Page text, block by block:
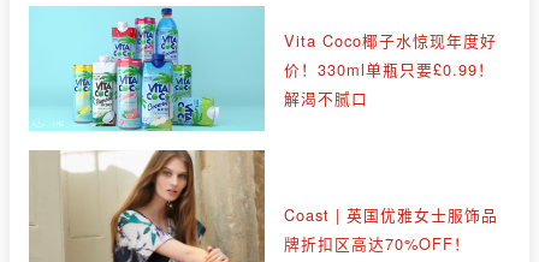
Vita Coco椰子水惊现年度好
价！330ml单瓶只要£0.99！
解渴不腻口
Coast | 英国优雅女士服饰品
牌折扣区高达70%OFF！